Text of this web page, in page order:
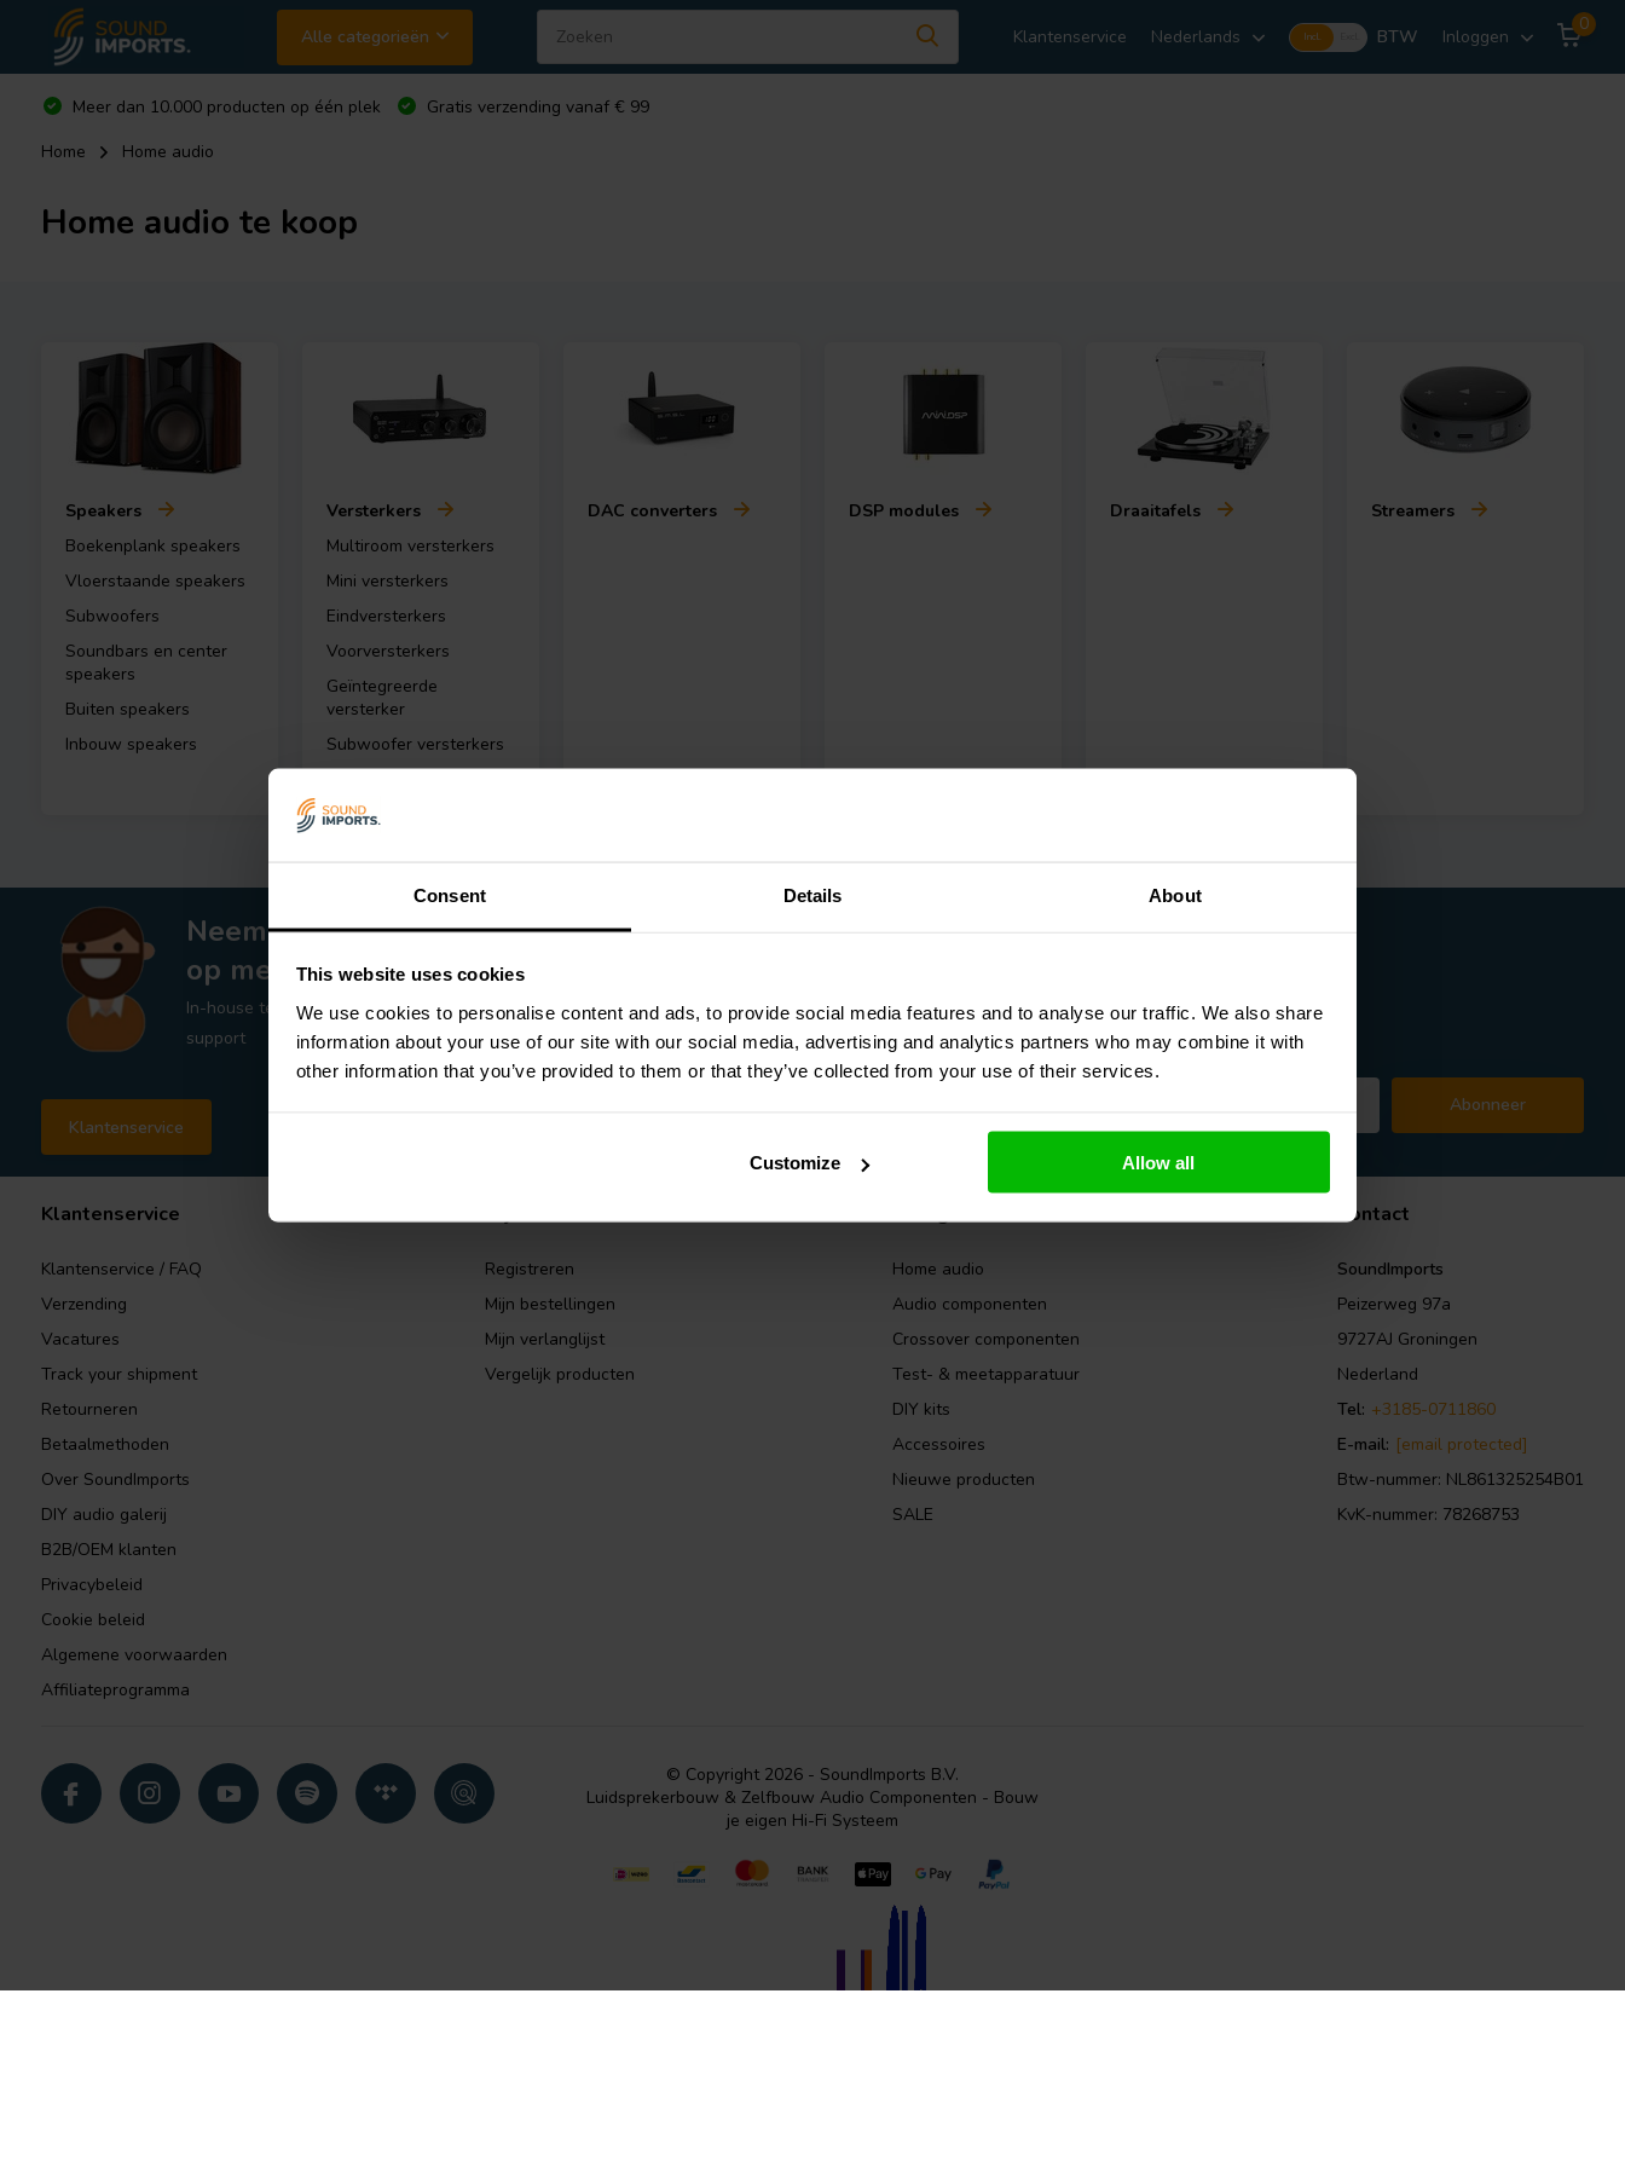
Consent Details About
This website uses cookies
We use cookies to personalise content and ads, to provide social media features and to analyse our traffic. We also share
information about your use of our site with our social media, advertising and analytics partners who may combine it with
other information that you’ve provided to them or that they’ve collected from your use of their services.
Customize Allow all
Alle categorieën Klantenservice Nederlands Incl. BTW Inloggen
0
Meer dan 10.000 producten op één plek
Gratis verzending vanaf € 99
Home
Home audio
Home audio te koop
Speakers
Boekenplank speakers
Vloerstaande speakers
Subwoofers
Soundbars en center
speakers
Buiten speakers
Inbouw speakers
Versterkers
Multiroom versterkers
Mini versterkers
Eindversterkers
Voorversterkers
Geïntegreerde
versterker
Subwoofer versterkers
DAC converters DSP modules Draaitafels Streamers
Neem contact
op met ons
In-house technische
support
Klantenservice
Contactgegevens
+3185-0711860
[email protected]
Nieuwsbrief
Abonneer
* Lees hier de wettelijke beperkingen
Klantenservice
Klantenservice / FAQ
Verzending
Vacatures
Track your shipment
Retourneren
Betaalmethoden
Over SoundImports
DIY audio galerij
B2B/OEM klanten
Privacybeleid
Cookie beleid
Algemene voorwaarden
Affiliateprogramma
Registreren
Mijn bestellingen
Mijn verlanglijst
Vergelijk producten
Home audio
Audio componenten
Crossover componenten
Test- & meetapparatuur
DIY kits
Accessoires
Nieuwe producten
SALE
Contact
SoundImports
Peizerweg 97a
9727AJ Groningen
Nederland
Tel: +3185-0711860
E-mail: [email protected]
Btw-nummer: NL861325254B01
KvK-nummer: 78268753
© Copyright 2026 - SoundImports B.V.
Luidsprekerbouw & Zelfbouw Audio Componenten - Bouw
je eigen Hi-Fi Systeem